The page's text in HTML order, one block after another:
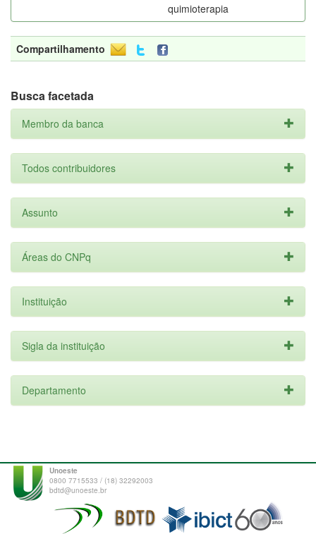
quimioterapia
Compartilhamento
Busca facetada
Membro da banca
Todos contribuidores
Assunto
Áreas do CNPq
Instituição
Sigla da instituição
Departamento
Unoeste
0800 7715533 / (18) 32292003
bdtd@unoeste.br